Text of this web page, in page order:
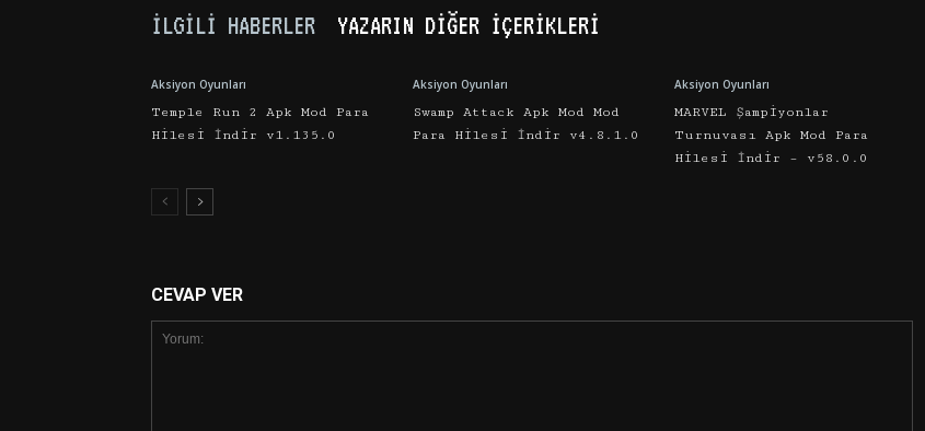
İLGILI HABERLER YAZARIN DIĞER İÇERIKLERI
Aksiyon Oyunları
Temple Run 2 Apk Mod Para
Hilesi İndir v1.135.0
Aksiyon Oyunları
Swamp Attack Apk Mod Mod
Para Hilesi İndir v4.8.1.0
Aksiyon Oyunları
MARVEL Şampiyonlar
Turnuvası Apk Mod Para
Hilesi İndir – v58.0.0
CEVAP VER